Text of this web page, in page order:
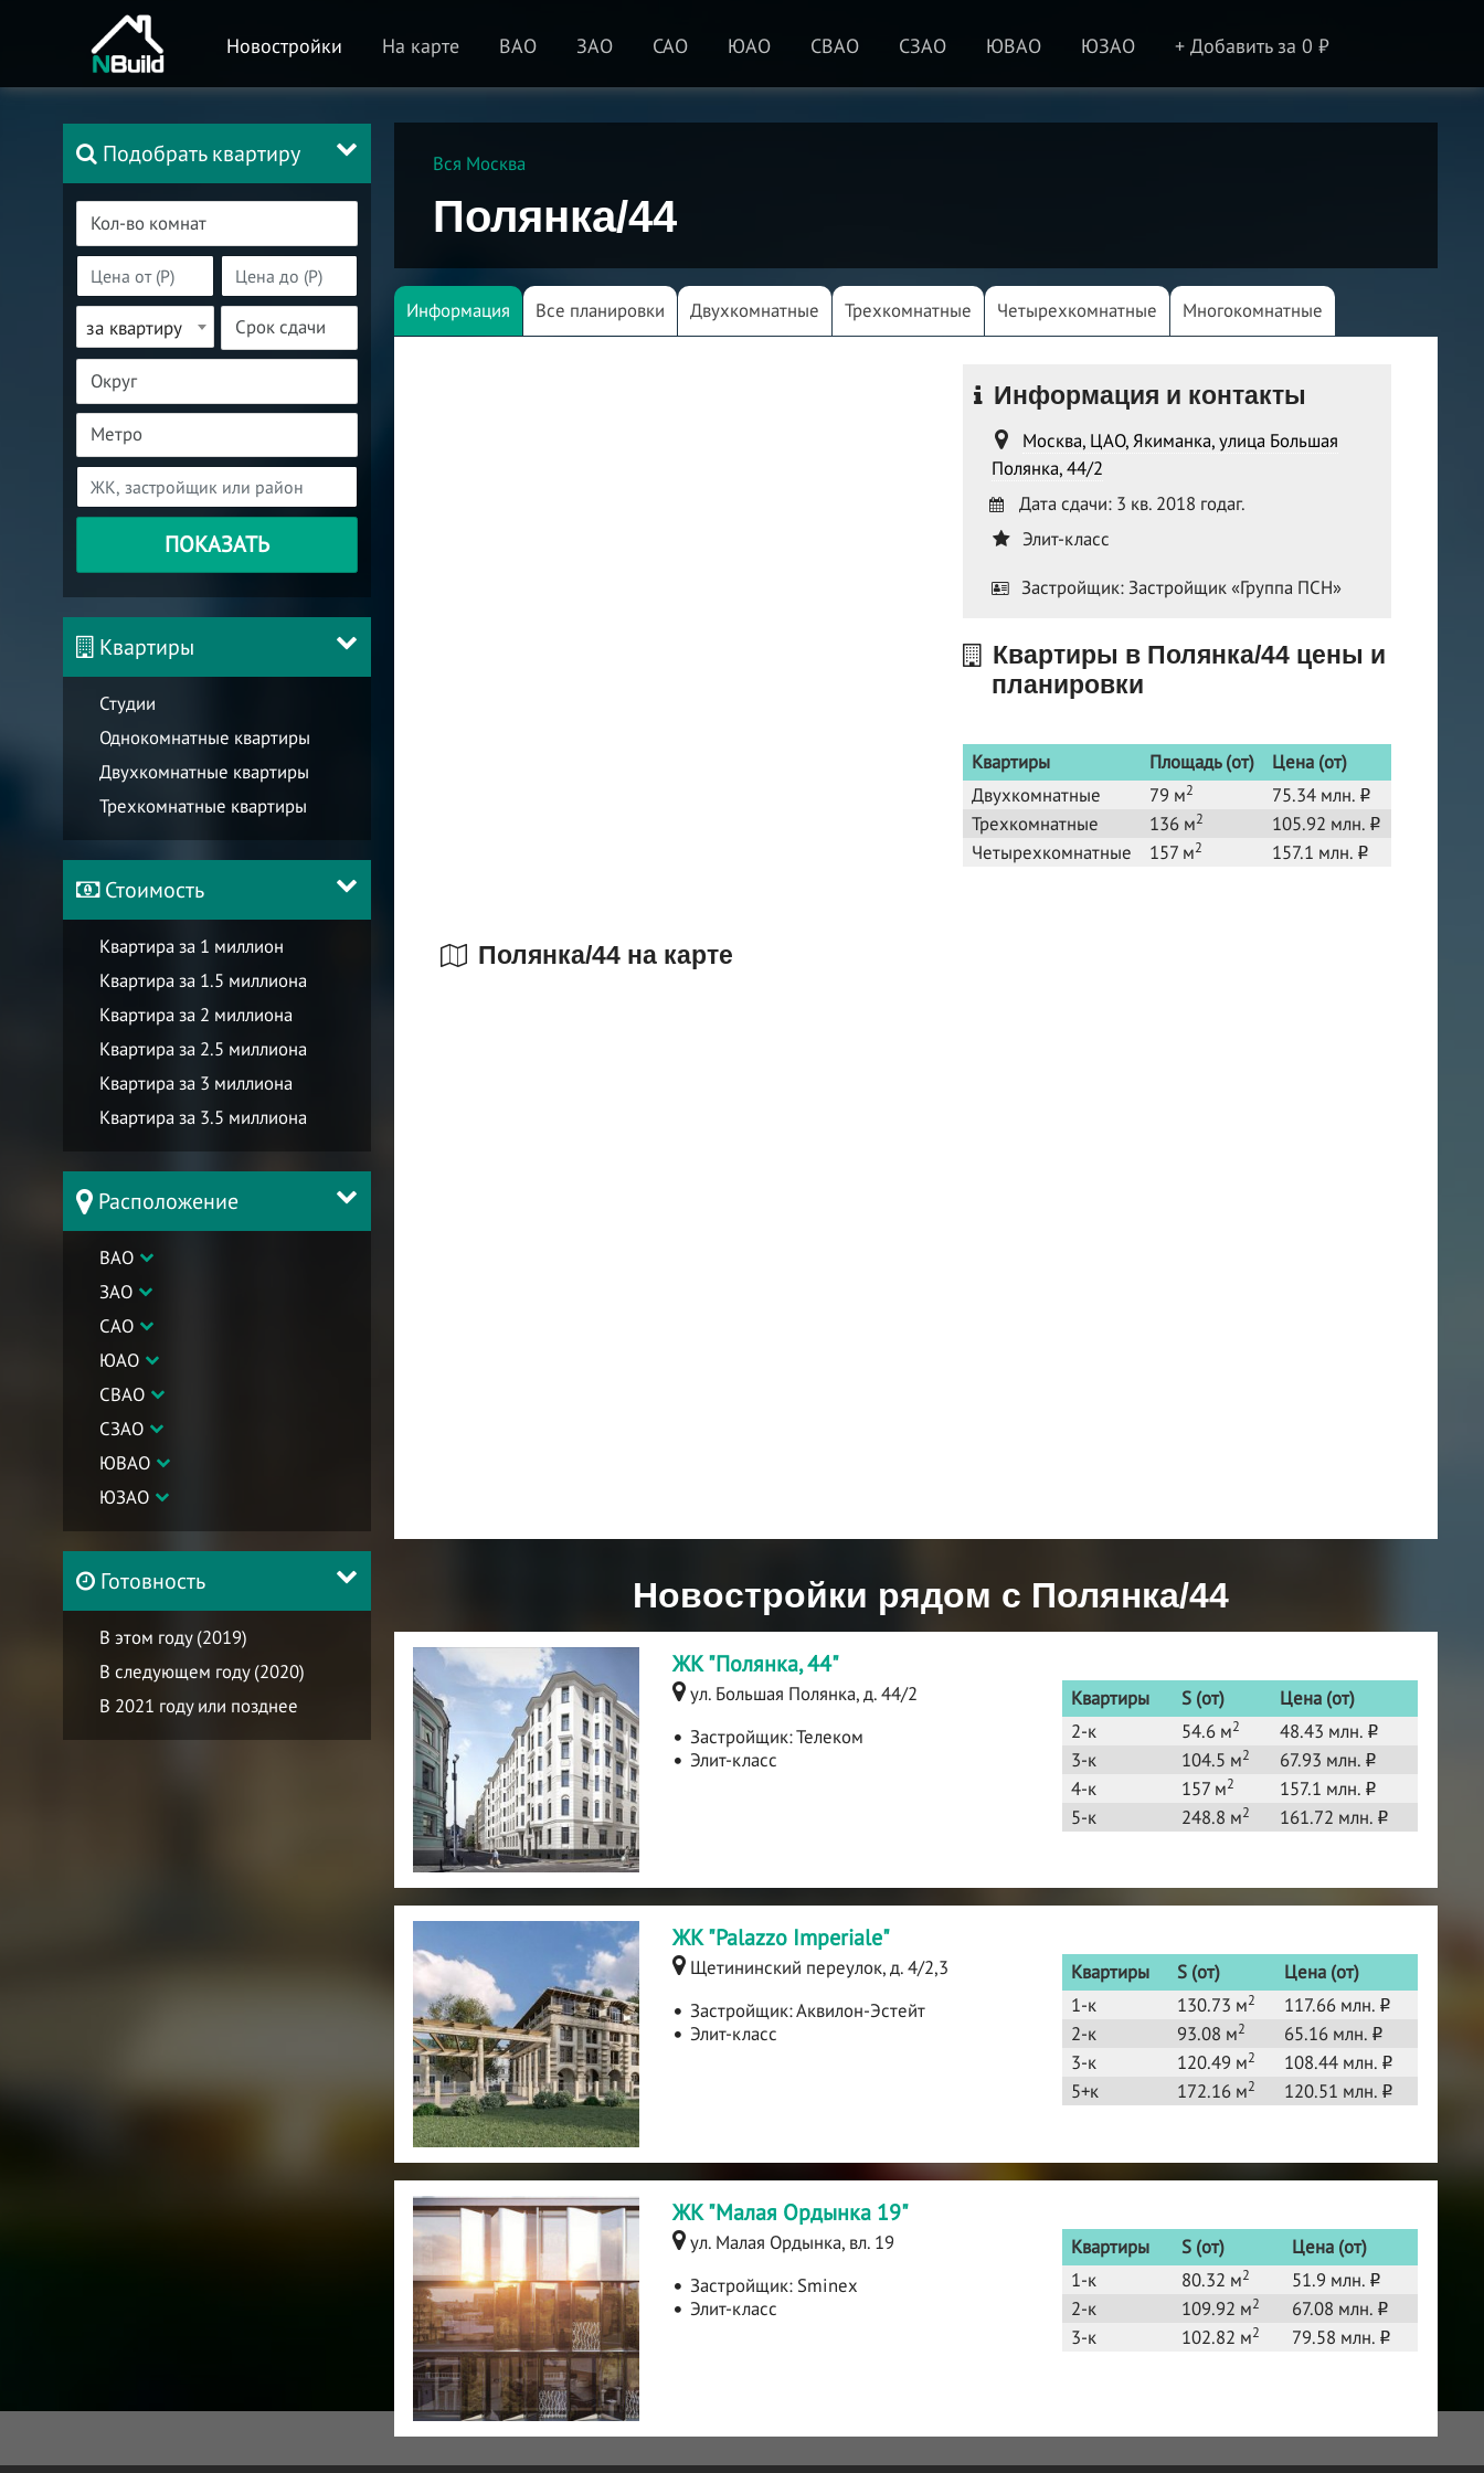
Новостройки На карте ВАО ЗАО САО ЮАО СВАО СЗАО ЮВАО ЮЗАО + Добавить за 0 ₽
Подобрать квартиру
за квартиру
ПОКАЗАТЬ
Квартиры
Студии
Однокомнатные квартиры
Двухкомнатные квартиры
Трехкомнатные квартиры
Стоимость
Квартира за 1 миллион
Квартира за 1.5 миллиона
Квартира за 2 миллиона
Квартира за 2.5 миллиона
Квартира за 3 миллиона
Квартира за 3.5 миллиона
Расположение
ВАО
ЗАО
САО
ЮАО
СВАО
СЗАО
ЮВАО
ЮЗАО
Готовность
В этом году (2019)
В следующем году (2020)
В 2021 году или позднее
Вся Москва
Полянка/44
Информация Все планировки Двухкомнатные Трехкомнатные Четырехкомнатные Многокомнатные
Информация и контакты
Москва, ЦАО, Якиманка, улица Большая
Полянка, 44/2
Дата сдачи: 3 кв. 2018 годаг.
Элит-класс
Застройщик: Застройщик «Группа ПСН»
Квартиры в Полянка/44 цены и
планировки
Квартиры Площадь (от)
Цена (от)
Двухкомнатные
79 м2 75.34 млн. o
Трехкомнатные 136 м2 105.92 млн. o
Четырехкомнатные 157 м2 157.1 млн. o
Полянка/44 на карте
Новостройки рядом с Полянка/44
ЖК "Полянка, 44"
ул. Большая Полянка, д. 44/2
Застройщик:Телеком
Элит-класс
Квартиры S (от)
Цена (от)
2-к
54.6 м2 48.43 млн. o
3-к 104.5 м2 67.93 млн. o
4-к 157 м2 157.1 млн. o
5-к 248.8 м2 161.72 млн. o
ЖК "Palazzo Imperialе"
Щетининский переулок, д. 4/2,3
Застройщик:Аквилон-Эстейт
Элит-класс
Квартиры S (от)
Цена (от)
1-к
130.73 м2 117.66 млн. o
2-к 93.08 м2 65.16 млн. o
3-к 120.49 м2 108.44 млн. o
5+к 172.16 м2 120.51 млн. o
ЖК "Малая Ордынка 19"
ул. Малая Ордынка, вл. 19
Застройщик: Sminex
Элит-класс
Квартиры S (от)
Цена (от)
1-к
80.32 м2 51.9 млн. o
2-к 109.92 м2 67.08 млн. o
3-к 102.82 м2 79.58 млн. o